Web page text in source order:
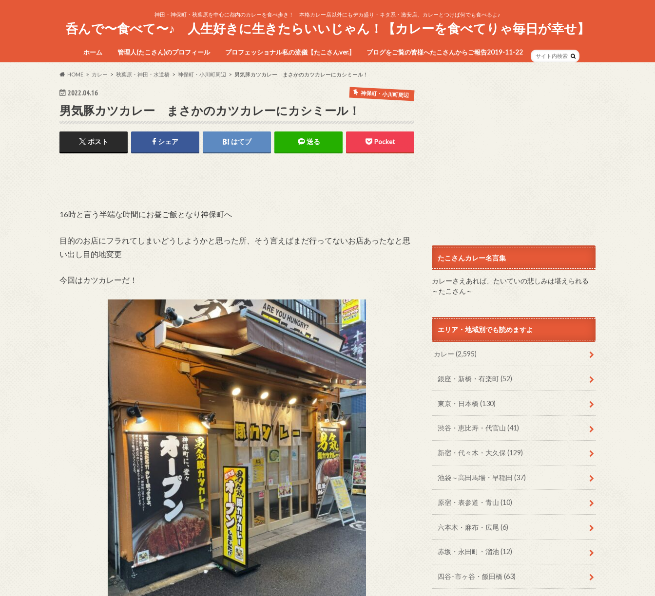
神田・神保町・秋葉原を中心に都内のカレーを食べ歩き！ 本格カレー店以外にもデカ盛り・ネタ系・激安店、カレーとつけば何でも食べるよ♪
呑んで〜食べて〜♪ 人生好きに生きたらいいじゃん！【カレーを食べてりゃ毎日が幸せ】
ホーム 管理人(たこさん)のプロフィール プロフェッショナル私の流儀【たこさんver.] ブログをご覧の皆様へたこさんからご報告2019-11-22
HOME カレー 秋葉原・神田・水道橋 神保町・小川町周辺 男気豚カツカレー まさかのカツカレーにカシミール！
2022.04.16 神保町・小川町周辺
男気豚カツカレー まさかのカツカレーにカシミール！
ポスト シェア はてブ 送る Pocket
16時と言う半端な時間にお昼ご飯となり神保町へ
目的のお店にフラれてしまいどうしようかと思った所、そう言えばまだ行ってないお店あったなと思
い出し目的地変更
今回はカツカレーだ！
たこさんカレー名言集
カレーさえあれば、たいていの悲しみは堪えられる
～たこさん～
エリア・地域別でも読めますよ
カレー(2,595)
銀座・新橋・有楽町(52)
東京・日本橋 (130)
渋谷・恵比寿・代官山 (41)
新宿・代々木・大久保 (129)
池袋～高田馬場・早稲田 (37)
原宿・表参道・青山 (10)
六本木・麻布・広尾 (6)
赤坂・永田町・溜池(12)
四谷･市ヶ谷・飯田橋 (63)